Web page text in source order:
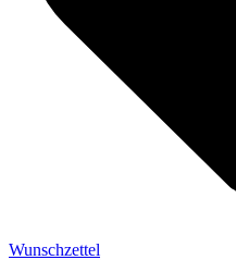
Wunschzettel